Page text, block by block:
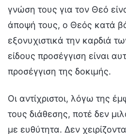
γνώση τους για τον Θεό
άποψή τους, ο Θεός κατά
εξονυχιστικά την καρδιά
είδους προσέγγιση είναι
προσέγγιση της δοκιμής.
Οι αντίχριστοι, λόγω της
τους διάθεσης, ποτέ δεν
με ευθύτητα. Δεν